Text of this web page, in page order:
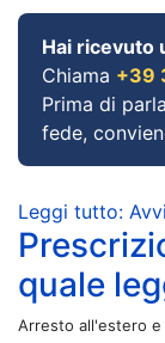
Hai ricevuto
Chiama +39
Prima di
fede,
Leggi tutto:
quale
Arresto all'estero